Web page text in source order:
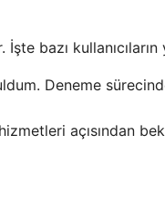
bazı kullanıcıların
Deneme
açısından